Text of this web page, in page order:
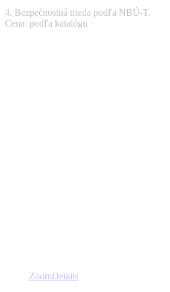
4. Bezpečnostná trieda podľa NBÚ-T.
Cena: podľa katalógu
ZoomDetails